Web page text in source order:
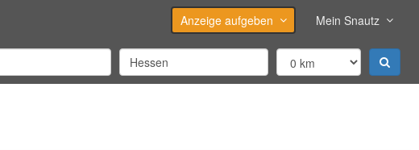
Anzeige aufgeben Mein Snautz